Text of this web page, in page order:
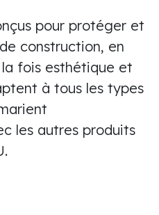
pour protéger et
construction, en
fois esthétique et
à tous les types
les autres produits